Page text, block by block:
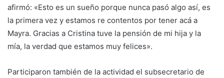
afirmó: «Esto es un sueño porque nunca pasó algo así, es
la primera vez y estamos re contentos por tener acá a
Mayra. Gracias a Cristina tuve la pensión de mi hija y la
mía, la verdad que estamos muy felices».
Participaron también de la actividad el subsecretario de